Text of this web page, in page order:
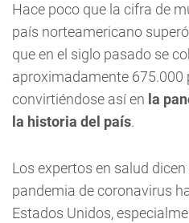
Hace poco que la cifra de
país norteamericano
que en el siglo pasado se
aproximadamente 675.000
convirtiéndose así en la
la historia del país.
Los expertos en salud
pandemia de coronavirus
Estados Unidos,